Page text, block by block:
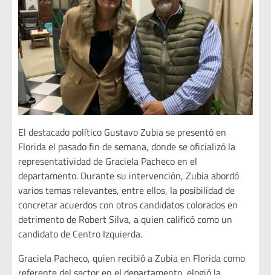
El destacado político Gustavo Zubia se presentó en
Florida el pasado fin de semana, donde se oficializó la
representatividad de Graciela Pacheco en el
departamento. Durante su intervención, Zubia abordó
varios temas relevantes, entre ellos, la posibilidad de
concretar acuerdos con otros candidatos colorados en
detrimento de Robert Silva, a quien calificó como un
candidato de Centro Izquierda.
Graciela Pacheco, quien recibió a Zubia en Florida como